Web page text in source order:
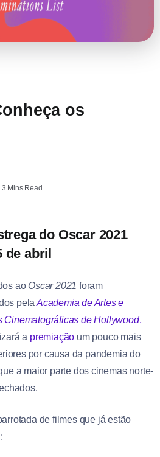
os
3 Mins Read
do Oscar 2021
de abril
aoOscar 2021 foram
pela Academia de Artes e
Cinematográficas de Hollywood,
a premiação um pouco mais
por causa da pandemia do
a maior parte dos cinemas norte-
de filmes que já estão